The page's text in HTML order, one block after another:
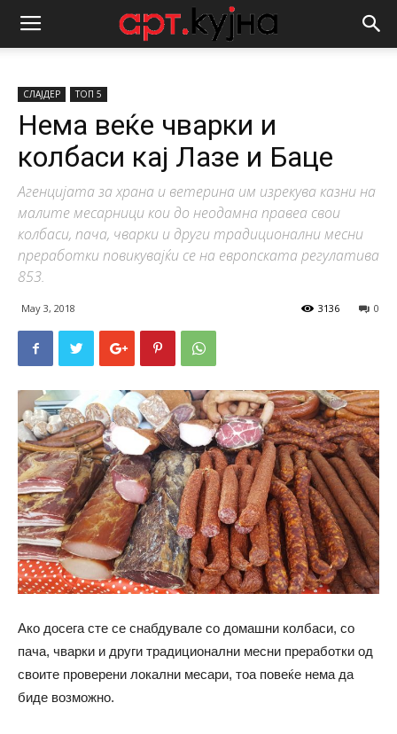
СЛАЈДЕР ТОП 5
Нема веќе чварки и
колбаси кај Лазе и Баце
Агенцијата за храна и ветерина им изрекува казни на
малите месарници кои до неодамна правеа свои
колбаси, пача, чварки и други традиционални месни
преработки повикувајќи се на европската регулатива
853.
May 3, 2018 0
3136
Ако досега сте се снабдувале со домашни колбаси, со
пача, чварки и други традиционални месни преработки од
своите проверени локални месари, тоа повеќе нема да
биде возможно.